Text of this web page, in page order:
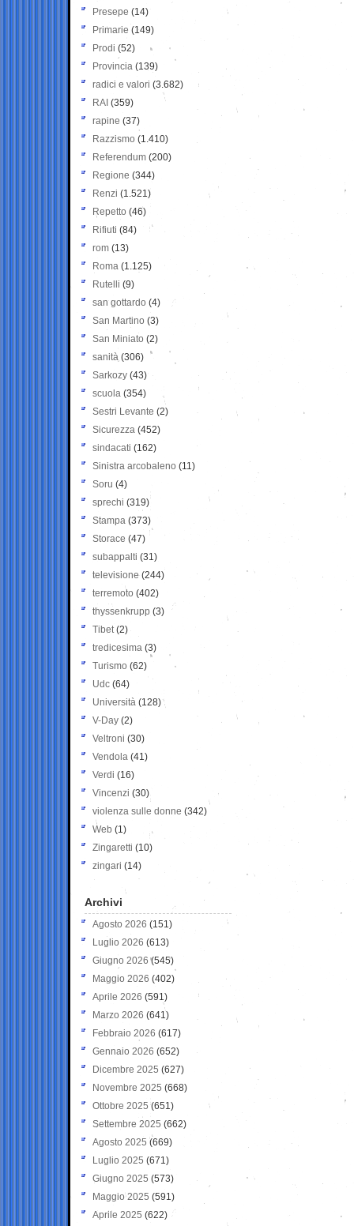
Presepe (14)
Primarie (149)
Prodi (52)
Provincia (139)
radici e valori (3.682)
RAI (359)
rapine (37)
Razzismo (1.410)
Referendum (200)
Regione (344)
Renzi (1.521)
Repetto (46)
Rifiuti (84)
rom (13)
Roma (1.125)
Rutelli (9)
san gottardo (4)
San Martino (3)
San Miniato (2)
sanità (306)
Sarkozy (43)
scuola (354)
Sestri Levante (2)
Sicurezza (452)
sindacati (162)
Sinistra arcobaleno (11)
Soru (4)
sprechi (319)
Stampa (373)
Storace (47)
subappalti (31)
televisione(244)
terremoto (402)
thyssenkrupp (3)
Tibet(2)
tredicesima (3)
Turismo (62)
Udc (64)
Università (128)
V-Day (2)
Veltroni (30)
Vendola (41)
Verdi (16)
Vincenzi (30)
violenza sulle donne (342)
Web (1)
Zingaretti (10)
zingari (14)
Archivi
Agosto 2026 (151)
Luglio 2026 (613)
Giugno 2026 (545)
Maggio 2026 (402)
Aprile 2026 (591)
Marzo 2026 (641)
Febbraio 2026 (617)
Gennaio 2026 (652)
Dicembre 2025 (627)
Novembre 2025 (668)
Ottobre 2025 (651)
Settembre 2025 (662)
Agosto 2025 (669)
Luglio 2025 (671)
Giugno 2025 (573)
Maggio 2025 (591)
Aprile 2025 (622)